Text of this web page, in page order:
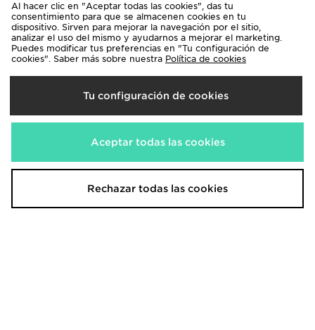
adidas Originals Pantalón de
chándal Firebird Wide Girls' Júnior
Antes45,00€
Nike Pantalón Jogger Open Hem
Club Polar Júnior
Antes40,00€
Al hacer clic en "Aceptar todas las cookies", das tu
consentimiento para que se almacenen cookies en tu
dispositivo. Sirven para mejorar la navegación por el sitio,
analizar el uso del mismo y ayudarnos a mejorar el marketing.
Puedes modificar tus preferencias en "Tu configuración de
cookies". Saber más sobre nuestra Política de cookies
Tu configuración de cookies
Aceptar todas las cookies
Rechazar todas las cookies